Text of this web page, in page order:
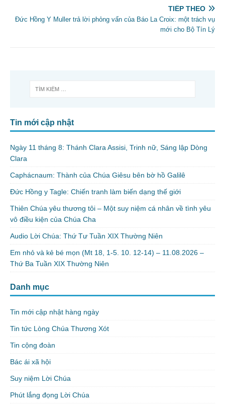
TIẾP THEO
Đức Hồng Y Muller trả lời phỏng vấn của Báo La Croix: một trách vụ
mới cho Bộ Tín Lý
Tin mới cập nhật
Ngày 11 tháng 8: Thánh Clara Assisi, Trinh nữ, Sáng lập Dòng
Clara
Caphácnaum: Thành của Chúa Giêsu bên bờ hồ Galilê
Đức Hồng y Tagle: Chiến tranh làm biến dạng thế giới
Thiên Chúa yêu thương tôi – Một suy niệm cá nhân về tình yêu
vô điều kiện của Chúa Cha
Audio Lời Chúa: Thứ Tư Tuần XIX Thường Niên
Em nhỏ và kẻ bé mọn (Mt 18, 1-5. 10. 12-14) – 11.08.2026 –
Thứ Ba Tuần XIX Thường Niên
Danh mục
Tin mới cập nhật hàng ngày
Tin tức Lòng Chúa Thương Xót
Tin cộng đoàn
Bác ái xã hội
Suy niệm Lời Chúa
Phút lắng đọng Lời Chúa